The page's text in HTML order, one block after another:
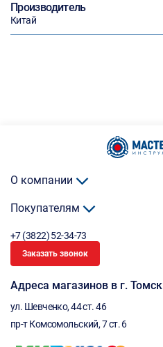
Производитель
Китай
О компании
Покупателям
+7 (3822) 52-34-73
Заказать звонок
Адреса магазинов в г. Томск
ул. Шевченко, 44 ст. 46
пр-т Комсомольский, 7 ст. 6